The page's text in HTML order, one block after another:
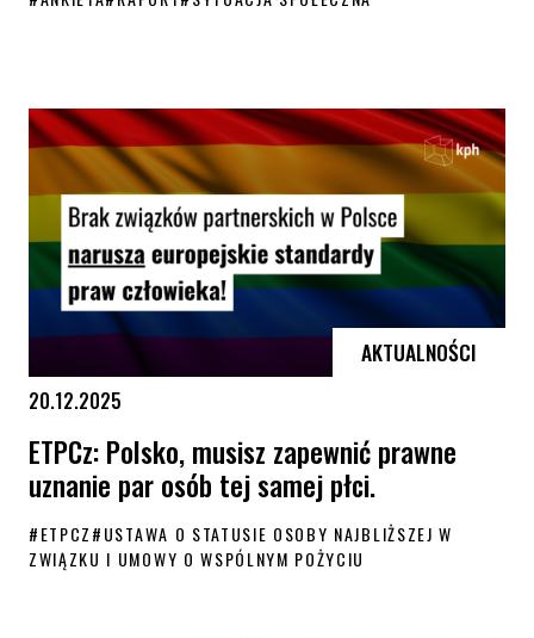
AKTUALNOŚCI
20.12.2025
ETPCz: Polsko, musisz zapewnić prawne
uznanie par osób tej samej płci.
#ETPCZ#USTAWA O STATUSIE OSOBY NAJBLIŻSZEJ W
ZWIĄZKU I UMOWY O WSPÓLNYM POŻYCIU